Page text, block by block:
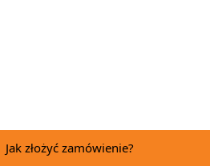
Jak złożyć zamówienie?